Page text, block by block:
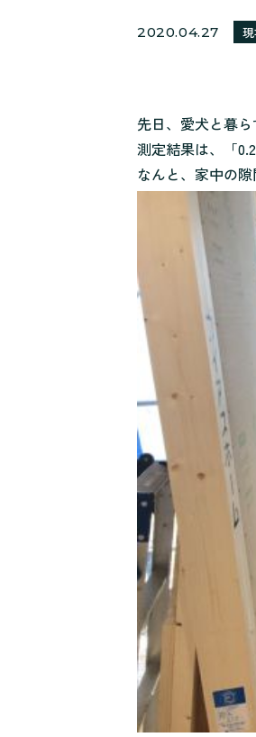
2020.04.27
先日、愛犬と暮
測定結果は、「
なんと、家中の